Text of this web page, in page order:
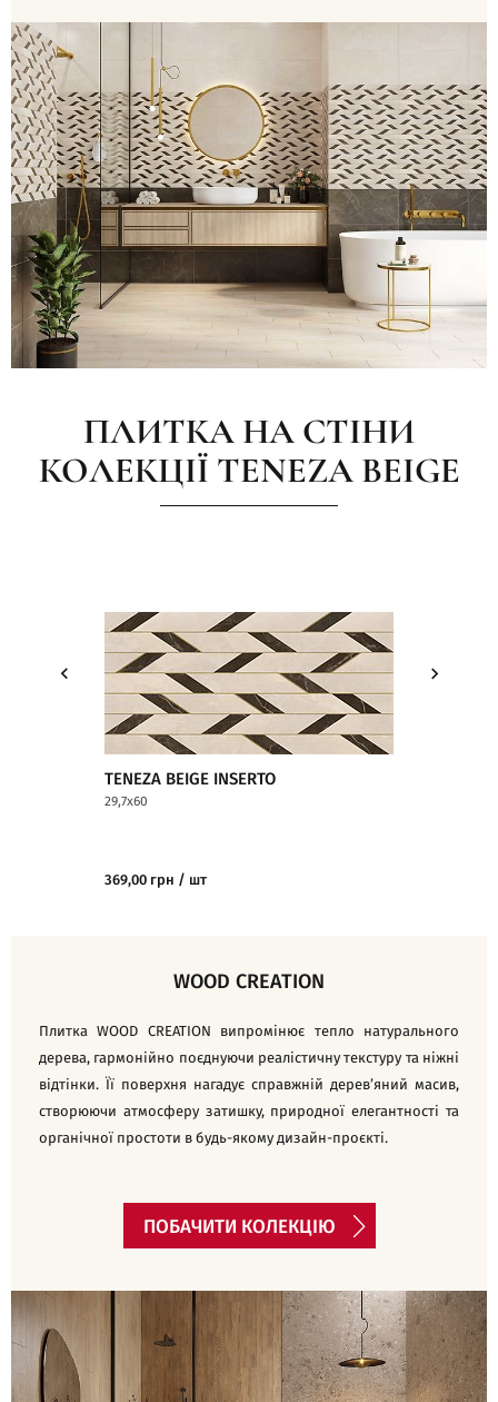
ПЛИТКА НА СТІНИ
КОЛЕКЦІЇ TENEZA BEIGE
TENEZA BEIGE INSERTO
29,7x60
369,00 грн / шт
WOOD CREATION
Плитка WOOD CREATION випромінює тепло натурального
дерева, гармонійно поєднуючи реалістичну текстуру та ніжні
відтінки. Її поверхня нагадує справжній дерев’яний масив,
створюючи атмосферу затишку, природної елегантності та
органічної простоти в будь-якому дизайн-проєкті.
ПОБАЧИТИ КОЛЕКЦІЮ